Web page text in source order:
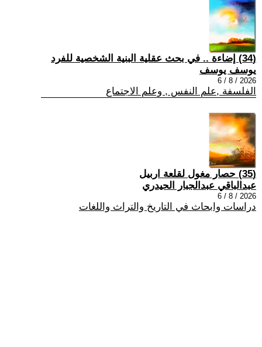
(34) إضاءة .. في بحث عقلية البنية الشخصية للفرد
يوسف يوسف
2026 / 8 / 6
الفلسفة ,علم النفس , وعلم الاجتماع
(35) حصار مغول لقلعة اربيل
عبدالباقي عبدالجبار الحيدري
2026 / 8 / 6
دراسات وابحاث في التاريخ والتراث واللغات